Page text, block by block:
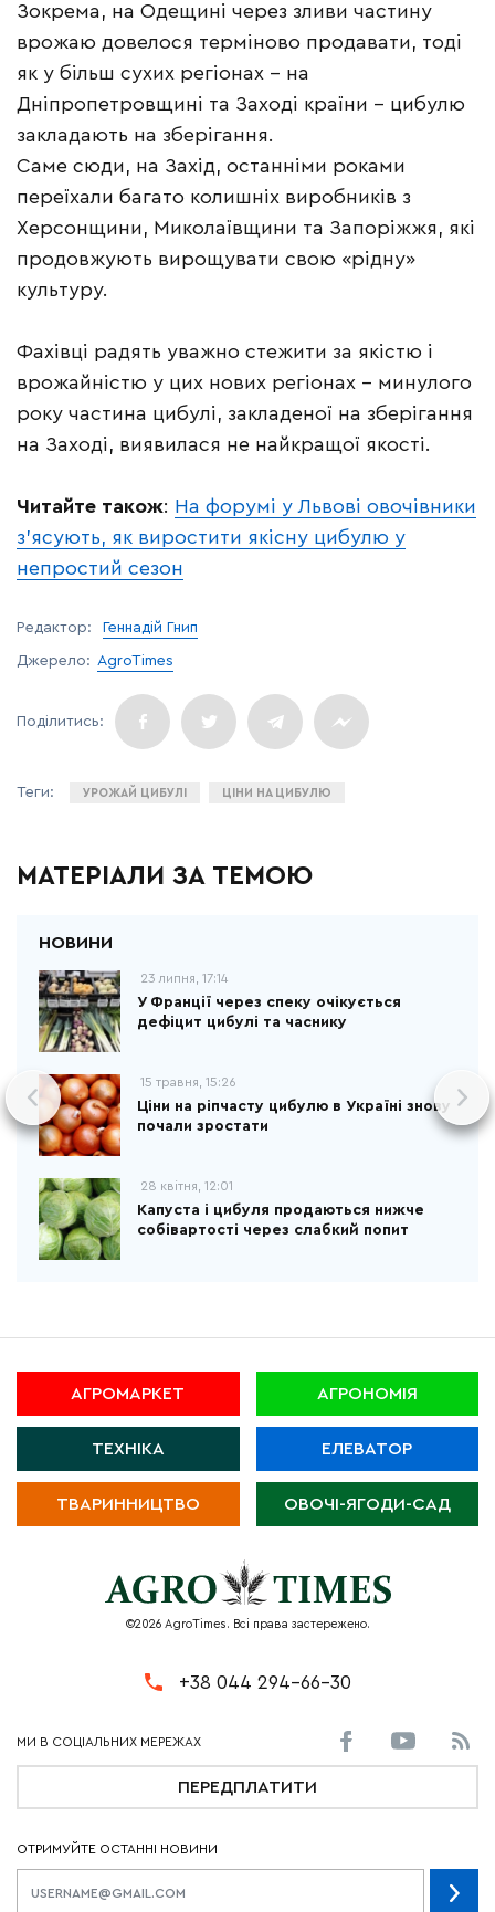
Зокрема, на Одещині через зливи частину
врожаю довелося терміново продавати, тоді
як у більш сухих регіонах – на
Дніпропетровщині та Заході країни – цибулю
закладають на зберігання.
Саме сюди, на Захід, останніми роками
переїхали багато колишніх виробників з
Херсонщини, Миколаївщини та Запоріжжя, які
продовжують вирощувати свою «рідну»
культуру.
Фахівці радять уважно стежити за якістю і
врожайністю у цих нових регіонах – минулого
року частина цибулі, закладеної на зберігання
на Заході, виявилася не найкращої якості.
Читайте також: На форумі у Львові овочівники
з’ясують, як виростити якісну цибулю у
непростий сезон
Редактор: Геннадій Гнип
Джерело: AgroTimes
УРОЖАЙ ЦИБУЛІ ЦІНИ НА ЦИБУЛЮ
МАТЕРІАЛИ ЗА ТЕМОЮ
23 липня, 17:14
У Франції через спеку очікується
дефіцит цибулі та часнику
15 травня, 15:26
Ціни на ріпчасту цибулю в Україні знову
почали зростати
28 квітня, 12:01
Капуста і цибуля продаються нижче
собівартості через слабкий попит
АГРОМАРКЕТ АГРОНОМІЯ
ТЕХНІКА ЕЛЕВАТОР
ТВАРИННИЦТВО ОВОЧІ-ЯГОДИ-САД
©2026 AgroTimes. Всі права застережено.
+38 044 294-66-30
ПЕРЕДПЛАТИТИ
ОТРИМУЙТЕ ОСТАННІ НОВИНИ